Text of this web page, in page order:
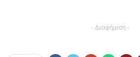
- Διαφήμιση -